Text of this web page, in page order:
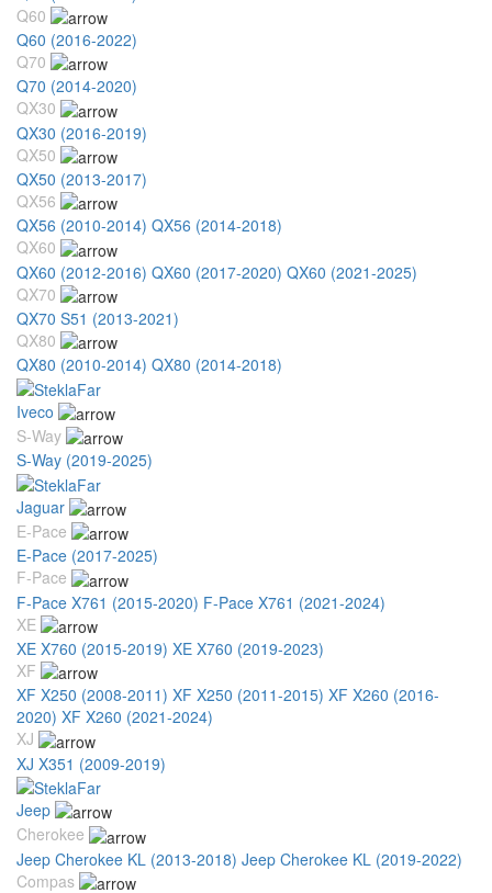
Q60
Q60 (2016-2022)
Q70
Q70 (2014-2020)
QX30
QX30 (2016-2019)
QX50
QX50 (2013-2017)
QX56
QX56 (2010-2014) QX56 (2014-2018)
QX60
QX60 (2012-2016) QX60 (2017-2020) QX60 (2021-2025)
QX70
QX70 S51 (2013-2021)
QX80
QX80 (2010-2014) QX80 (2014-2018)
Iveco
S-Way
S-Way (2019-2025)
Jaguar
E-Pace
E-Pace (2017-2025)
F-Pace
F-Pace X761 (2015-2020) F-Pace X761 (2021-2024)
XE
XE X760 (2015-2019) XE X760 (2019-2023)
XF
XF X250 (2008-2011) XF X250 (2011-2015) XF X260 (2016-
2020) XF X260 (2021-2024)
XJ
XJ X351 (2009-2019)
Jeep
Cherokee
Jeep Cherokee KL (2013-2018) Jeep Cherokee KL (2019-2022)
Compas